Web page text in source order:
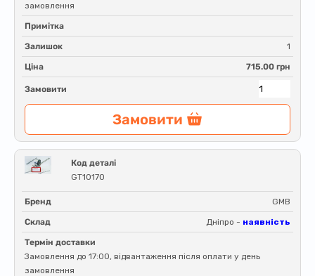
замовлення
Примітка
Залишок 1
Ціна 715.00 грн
Замовити
Замовити
Код деталі
GT10170
Бренд GMB
Склад Дніпро - наявність
Термін доставки
Замовлення до 17:00, відвантаження після оплати у день
замовлення